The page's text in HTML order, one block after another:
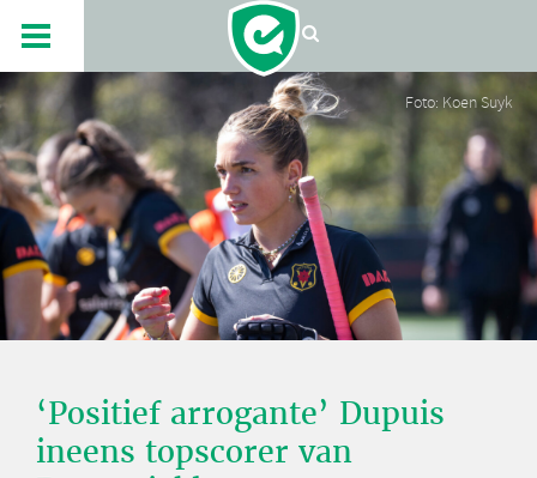
Foto: Koen Suyk
‘Positief arrogante’ Dupuis
ineens topscorer van